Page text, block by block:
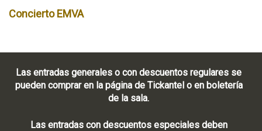
Concierto EMVA
Las entradas generales o con descuentos regulares se
pueden comprar en la página de Tickantel o en boletería
de la sala.
Las entradas con descuentos especiales deben